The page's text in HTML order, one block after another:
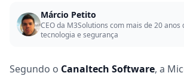
Márcio Petito
CEO da M3Solutions com mais de 20
tecnologia e segurança
Segundo o Canaltech Software, a